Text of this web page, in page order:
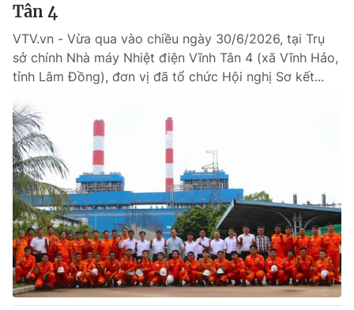
Tân 4
VTV.vn - Vừa qua vào chiều ngày 30/6/2026, tại Trụ
sở chính Nhà máy Nhiệt điện Vĩnh Tân 4 (xã Vĩnh Hảo,
tỉnh Lâm Đồng), đơn vị đã tổ chức Hội nghị Sơ kết...